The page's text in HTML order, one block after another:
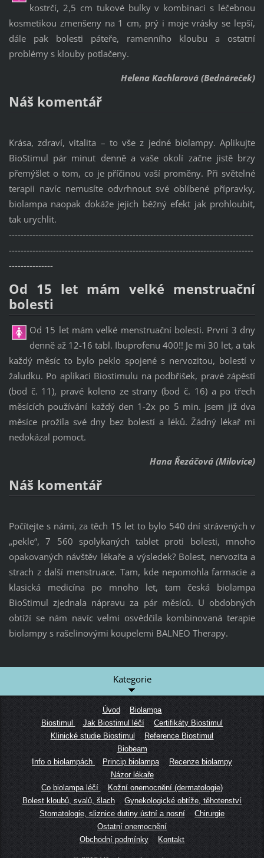
kostrčí, 2,5 cm tukové bulky v kombinaci s léčebnou
kosmetikou zmenšeny na 1 cm, prý i moje vrásky se lepší,
dále pak bolesti páteře, ramenního kloubu a ostatní
problémy s klouby potlačeny.
Helena Kachlarová (Bednáreček)
Náš komentář
Krása, zdraví, vitalita – to vše z jedné biolampy. Aplikujte
BioStimul pár minut denně a vaše okolí začne jistě brzy
přemýšlet o tom, co je příčinou vaší proměny. Při světelné
terapii navíc nemusíte odvrhnout své oblíbené přípravky,
biolampa naopak dokáže jejich běžný efekt jak prohloubit,
tak urychlit.
-----------------------------------------------------------------------------------
-----------------------------------------------------------------------------------
---------------
Od 15 let mám velké menstruační
bolesti
Od 15 let mám velké menstruační bolesti. První 3 dny
denně až 12-16 tabl. Ibuprofenu 400!! Je mi 30 let, a tak
každý měsíc to bylo peklo spojené s nervozitou, bolestí v
žaludku. Po aplikaci Biostimulu na podbřišek, pravé zápěstí
(bod č. 11), pravé koleno ze strany (bod č. 16) a po třech
měsících používání každý den 1-2x po 5 min. jsem již dva
měsíce prožila své dny bez bolestí a léků. Žádný lékař mi
nedokázal pomoct.
Hana Řezáčová (Milovice)
Náš komentář
Počítejte s námi, za těch 15 let to bylo 540 dní strávených v
„pekle“, 7 560 spolykaných tablet proti bolesti, mnoho
opakovaných návštěv lékaře a výsledek? Bolest, nervozita a
strach z další menstruace. Tam, kde nepomohla farmacie a
klasická medicína po mnoho let, tam česká biolampa
BioStimul zjednala nápravu za pár měsíců. U obdobných
obtíží se nám navíc velmi osvědčila kombinovaná terapie
biolampy s rašelinovými koupelemi BALNEO Therapy.
Kategorie
Úvod
Biolampa
Biostimul
Jak Biostimul léčí
Certifikáty Biostimul
Klinické studie Biostimul
Reference Biostimul
Biobeam
Info o biolampách
Princip biolampa
Recenze biolampy
Názor lékaře
Co biolampa léčí
Kožní onemocnění (dermatologie)
Bolest kloubů, svalů, šlach
Gynekologické obtíže, těhotenství
Stomatologie, sliznice dutiny ústní a nosní
Chirurgie
Ostatní onemocnění
Obchodní podmínky
Kontakt